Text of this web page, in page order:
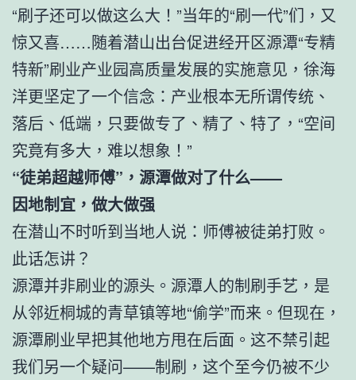
“刷子还可以做这么大！”当年的“刷一代”们，又
惊又喜……随着潜山出台促进经开区源潭“专精
特新”刷业产业园高质量发展的实施意见，徐海
洋更坚定了一个信念：产业根本无所谓传统、
落后、低端，只要做专了、精了、特了，“空间
究竟有多大，难以想象！”
“徒弟超越师傅”，源潭做对了什么——
因地制宜，做大做强
在潜山不时听到当地人说：师傅被徒弟打败。
此话怎讲？
源潭并非刷业的源头。源潭人的制刷手艺，是
从邻近桐城的青草镇等地“偷学”而来。但现在，
源潭刷业早把其他地方甩在后面。这不禁引起
我们另一个疑问——制刷，这个至今仍被不少